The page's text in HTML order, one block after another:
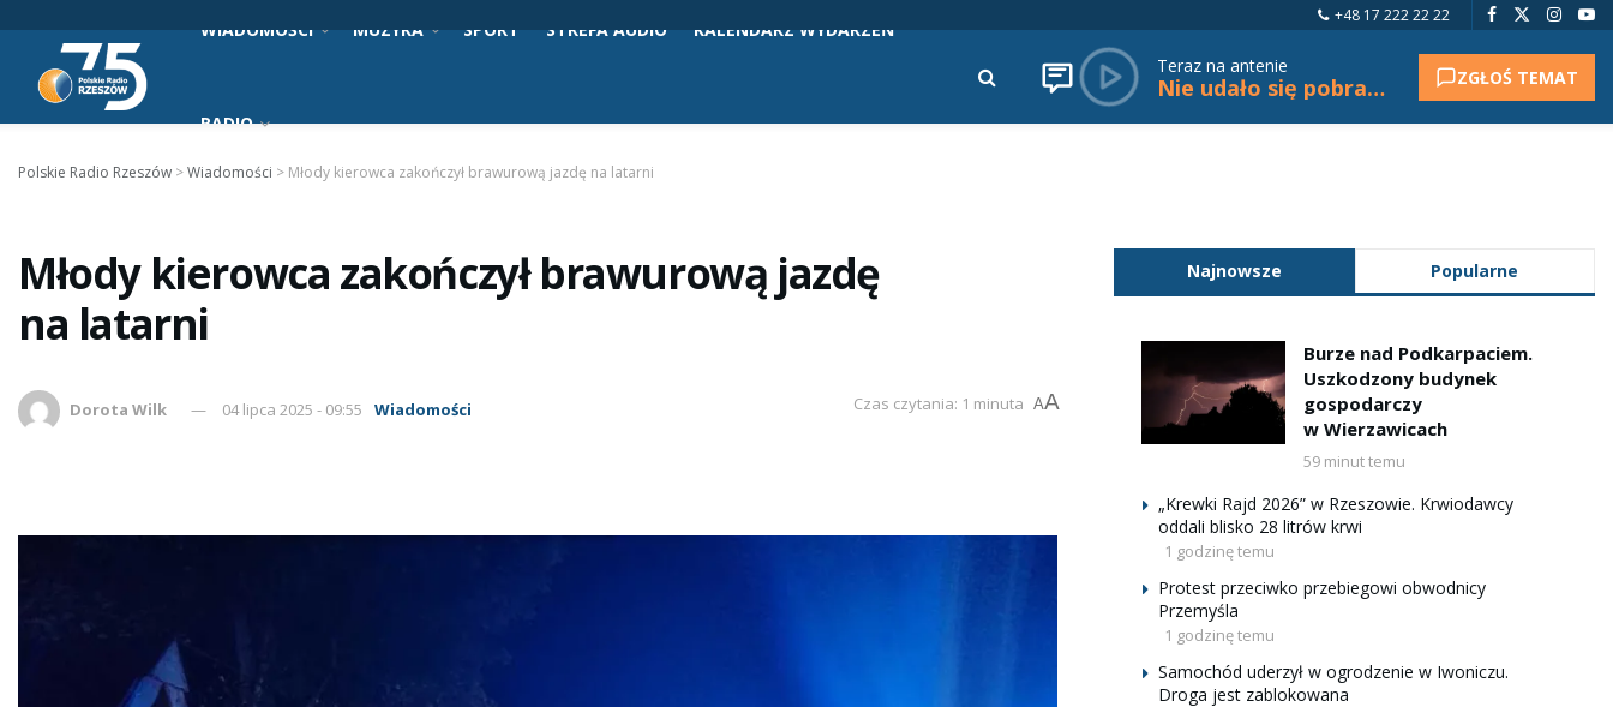
+48 17 222 22 22
WIADOMOŚCI MUZYKA SPORT STREFA AUDIO KALENDARZ WYDARZEŃ
RADIO
Teraz na antenie
Nie udało się pobrać tytułu. ZGŁOŚ TEMAT
Polskie Radio Rzeszów >Wiadomości > Młody kierowca zakończył brawurową jazdę na latarni
Młody kierowca zakończył brawurową jazdę
na latarni
Dorota Wilk 04 lipca 2025 - 09:55 Wiadomości Czas czytania: 1 minuta AA
Najnowsze Popularne
Burze nad Podkarpaciem.
Uszkodzony budynek
gospodarczy
w Wierzawicach
59 minut temu
„Krewki Rajd 2026” w Rzeszowie. Krwiodawcy
oddali blisko 28 litrów krwi
1 godzinę temu
Protest przeciwko przebiegowi obwodnicy
Przemyśla
1 godzinę temu
Samochód uderzył w ogrodzenie w Iwoniczu.
Droga jest zablokowana